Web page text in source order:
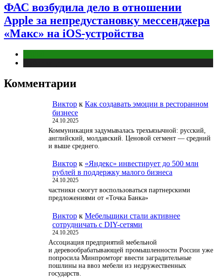
ФАС возбудила дело в отношении
Apple за непредустановку мессенджера
«Макс» на iOS-устройства
Комментарии
Виктор к Как создавать эмоции в ресторанном
бизнесе
24.10.2025
Коммуникация задумывалась трехъязычной: русский,
английский, молдавский. Ценовой сегмент — средний
и выше среднего.
Виктор к «Яндекс» инвестирует до 500 млн
рублей в поддержку малого бизнеса
24.10.2025
частники смогут воспользоваться партнерскими
предложениями от «Точка Банка»
Виктор к Мебельщики стали активнее
сотрудничать с DIY-сетями
24.10.2025
Ассоциация предприятий мебельной
и деревообрабатывающей промышленности России уже
попросила Минпромторг ввести заградительные
пошлины на ввоз мебели из недружественных
государств.